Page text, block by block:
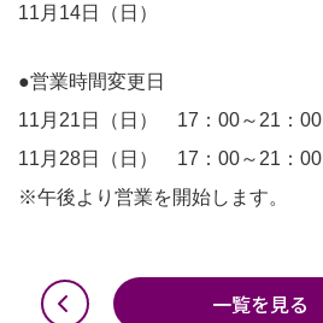
11月14日（日）
●営業時間変更日
11月21日（日） 17：00～21：00
11月28日（日） 17：00～21：00
※午後より営業を開始します。
一覧を見る